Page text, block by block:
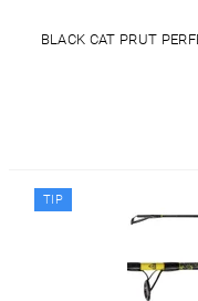
BLACK CAT PRUT
TIP